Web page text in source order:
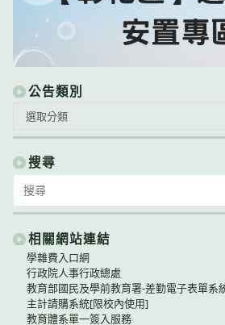
公告類別
類
別
選取分類
搜尋
for:
相關網站連結
學雜費入口網
行政院人事行政總處
教育部國民及學前教育署-差勤電子表單系
主計請購系統[限校內使用]
教育體系單一簽入服務